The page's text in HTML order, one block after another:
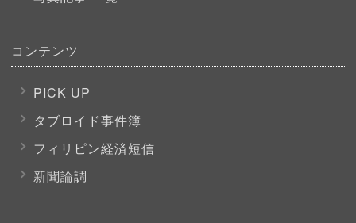
コンテンツ
PICK UP
タブロイド事件簿
フィリピン経済短信
新聞論調